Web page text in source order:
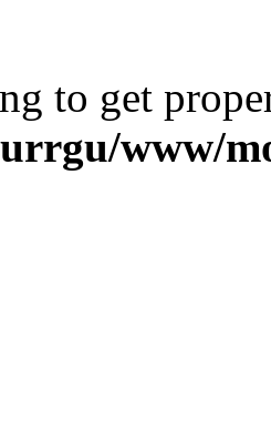
to get
www/